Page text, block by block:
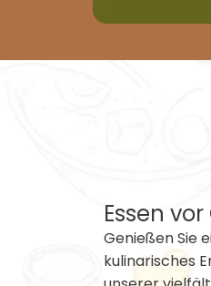
Essen vor
Genießen Sie
kulinarisches